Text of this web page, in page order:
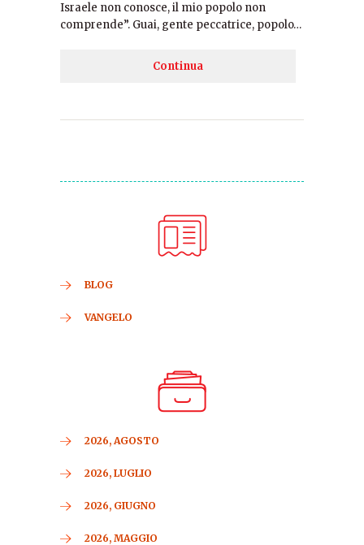
Israele non conosce, il mio popolo non
comprende”. Guai, gente peccatrice, popolo…
Continua
BLOG
VANGELO
2026, AGOSTO
2026, LUGLIO
2026, GIUGNO
2026, MAGGIO